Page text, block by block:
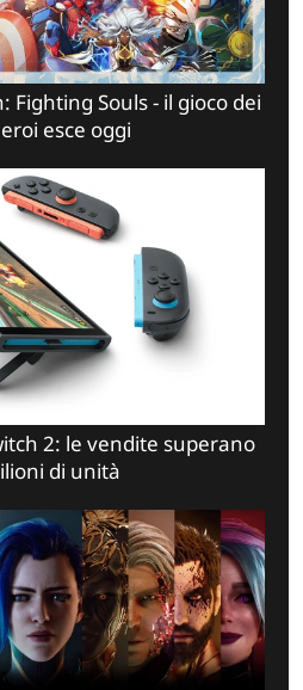
Fighting Souls - il gioco dei
esce oggi
2: le vendite superano
di unità